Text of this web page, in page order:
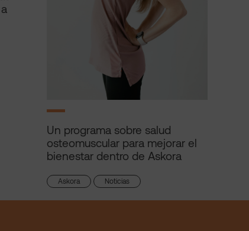
Un programa sobre salud
osteomuscular para mejorar el
bienestar dentro de Askora
Askora Noticias